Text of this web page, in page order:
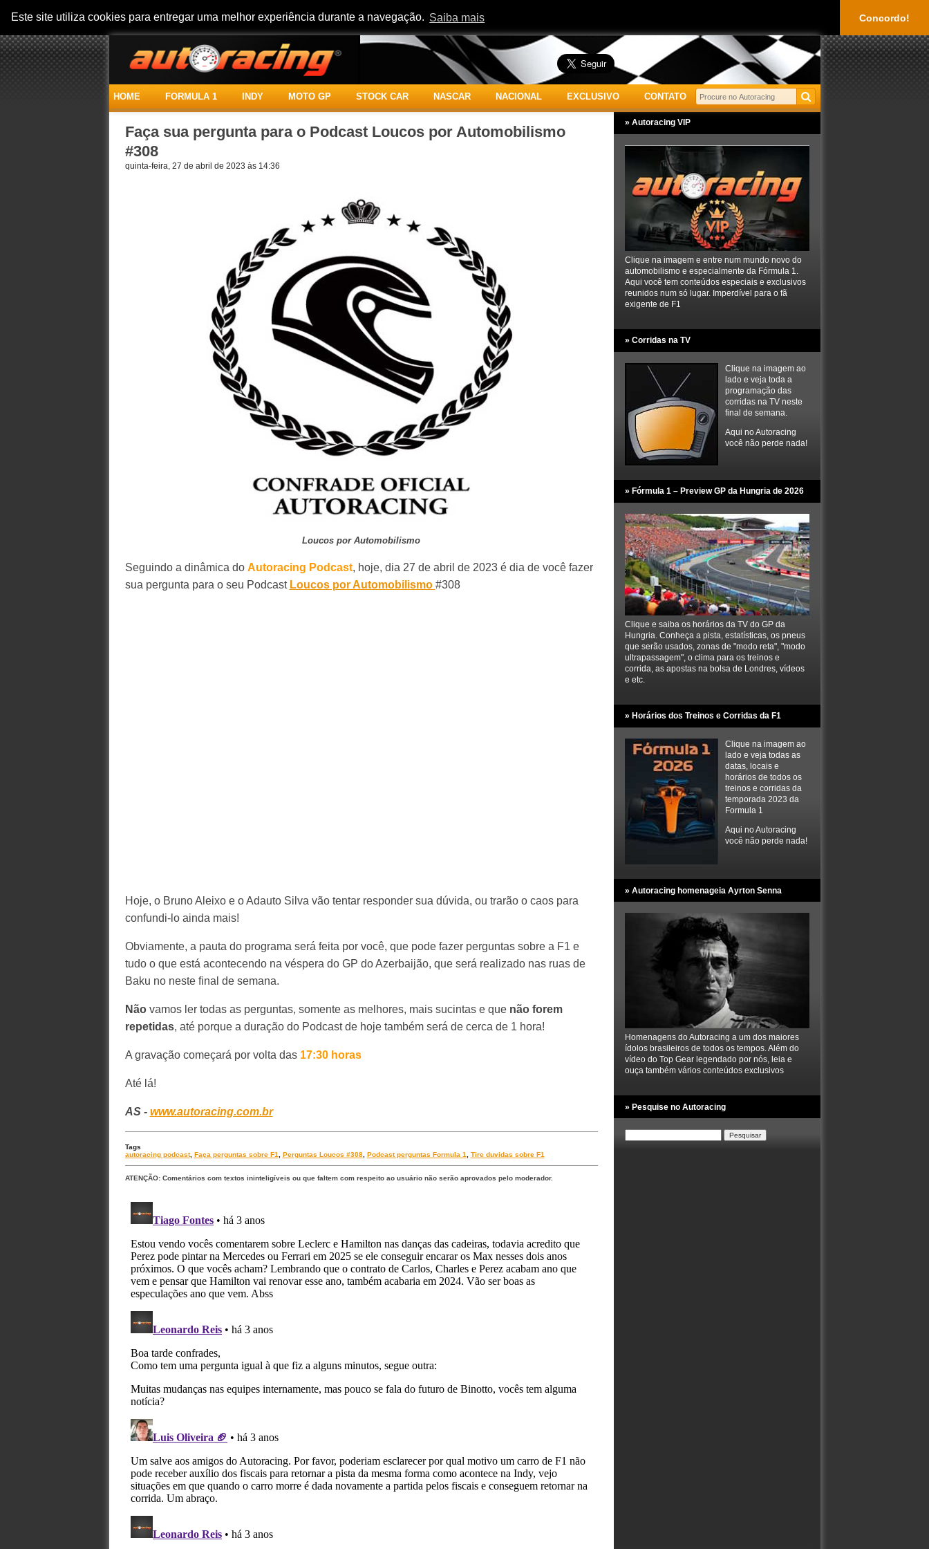
Este site utiliza cookies para entregar uma melhor experiência durante a navegação. Saiba mais Concordo!
HOME FORMULA 1 INDY MOTO GP STOCK CAR NASCAR NACIONAL EXCLUSIVO CONTATO
Faça sua pergunta para o Podcast Loucos por Automobilismo
#308
quinta-feira, 27 de abril de 2023 às 14:36
Loucos por Automobilismo
Seguindo a dinâmica do Autoracing Podcast, hoje, dia 27 de abril de 2023 é dia de você fazer
sua pergunta para o seu Podcast Loucos por Automobilismo #308
Hoje, o Bruno Aleixo e o Adauto Silva vão tentar responder sua dúvida, ou trarão o caos para
confundi-lo ainda mais!
Obviamente, a pauta do programa será feita por você, que pode fazer perguntas sobre a F1 e
tudo o que está acontecendo na véspera do GP do Azerbaijão, que será realizado nas ruas de
Baku no neste final de semana.
Nãovamos ler todas as perguntas, somente as melhores, mais sucintas e que não forem
repetidas, até porque a duração do Podcast de hoje também será de cerca de 1 hora!
A gravação começará por volta das 17:30 horas
Até lá!
AS - www.autoracing.com.br
Tags
autoracing podcast, Faça perguntas sobre F1, Perguntas Loucos #308, Podcast perguntas Formula 1, Tire duvidas sobre F1
ATENÇÃO: Comentários com textos ininteligíveis ou que faltem com respeito ao usuário não serão aprovados pelo moderador.
» Autoracing VIP
Clique na imagem e entre num mundo novo do
automobilismo e especialmente da Fórmula 1.
Aqui você tem conteúdos especiais e exclusivos
reunidos num só lugar. Imperdível para o fã
exigente de F1
» Corridas na TV
Clique na imagem ao
lado e veja toda a
programação das
corridas na TV neste
final de semana.
Aqui no Autoracing
você não perde nada!
» Fórmula 1 – Preview GP da Hungria de 2026
Clique e saiba os horários da TV do GP da
Hungria. Conheça a pista, estatísticas, os pneus
que serão usados, zonas de "modo reta", "modo
ultrapassagem", o clima para os treinos e
corrida, as apostas na bolsa de Londres, vídeos
e etc.
» Horários dos Treinos e Corridas da F1
Clique na imagem ao
lado e veja todas as
datas, locais e
horários de todos os
treinos e corridas da
temporada 2023 da
Formula 1
Aqui no Autoracing
você não perde nada!
» Autoracing homenageia Ayrton Senna
Homenagens do Autoracing a um dos maiores
ídolos brasileiros de todos os tempos. Além do
vídeo do Top Gear legendado por nós, leia e
ouça também vários conteúdos exclusivos
» Pesquise no Autoracing
por: